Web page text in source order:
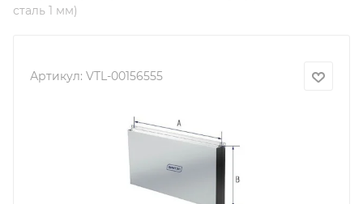
сталь 1 мм)
Артикул: VTL-00156555